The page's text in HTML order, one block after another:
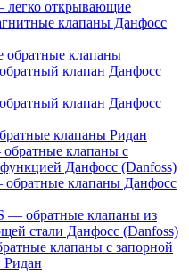
открывающие
клапаны Данфосс
клапаны
клапан Данфосс
клапан Данфосс
клапаны Ридан
клапаны с
Данфосс (Danfoss)
клапаны Данфосс
— обратные клапаны из
стали Данфосс (Danfoss)
клапаны с запорной
Ридан